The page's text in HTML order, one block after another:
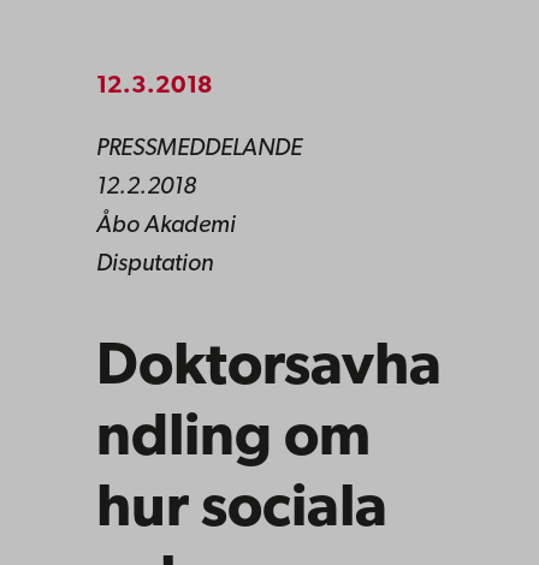
12.3.2018
PRESSMEDDELANDE
12.2.2018
Åbo Akademi
Disputation
Doktorsavha
ndling om
hur sociala